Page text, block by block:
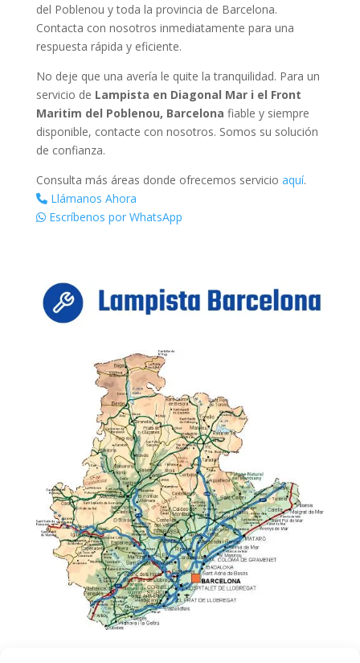
del Poblenou y toda la provincia de Barcelona.
Contacta con nosotros inmediatamente para una
respuesta rápida y eficiente.
No deje que una avería le quite la tranquilidad. Para un
servicio de Lampista en Diagonal Mar i el Front
Maritim del Poblenou, Barcelona fiable y siempre
disponible, contacte con nosotros. Somos su solución
de confianza.
Consulta más áreas donde ofrecemos servicio aquí.
Llámanos Ahora
Escríbenos por WhatsApp